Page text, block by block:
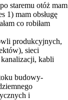
staremu otóż mam
1) mam obsługę
co robiłam
produkcyjnych,
sieci
kabli
budowy-
i